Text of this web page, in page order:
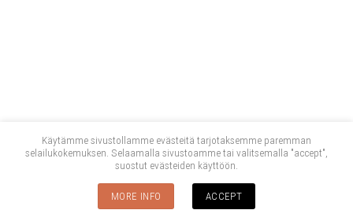
Käytämme sivustollamme evästeitä tarjotaksemme paremman
selailukokemuksen. Selaamalla sivustoamme tai valitsemalla "accept",
suostut evästeiden käyttöön.
MORE INFO ACCEPT